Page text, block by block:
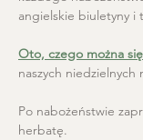
angielskie biuletyny i
Oto, czego można
naszych niedzielnych
Po nabożeństwie
herbatę.